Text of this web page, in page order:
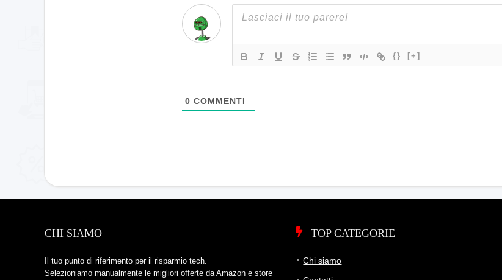
{} [+]
0 COMMENTI
CHI SIAMO
Il tuo punto di riferimento per il risparmio tech.
Selezioniamo manualmente le migliori offerte da Amazon e store
TOP CATEGORIE
Chi siamo